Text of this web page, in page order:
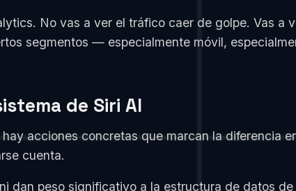
No vas a ver el tráfico caer de golpe. Vas a
segmentos — especialmente móvil,
de Siri AI
acciones concretas que marcan la diferencia
cuenta.
dan peso significativo a la estructura de datos